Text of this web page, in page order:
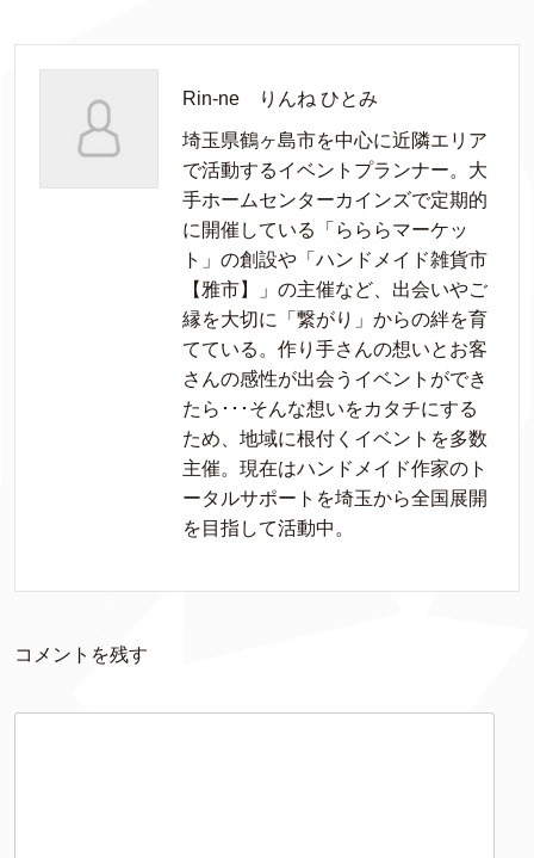
Rin-ne りんね ひとみ
埼玉県鶴ヶ島市を中心に近隣エリア
で活動するイベントプランナー。大
手ホームセンターカインズで定期的
に開催している「らららマーケッ
ト」の創設や「ハンドメイド雑貨市
【雅市】」の主催など、出会いやご
縁を大切に「繋がり」からの絆を育
てている。作り手さんの想いとお客
さんの感性が出会うイベントができ
たら･･･そんな想いをカタチにする
ため、地域に根付くイベントを多数
主催。現在はハンドメイド作家のト
ータルサポートを埼玉から全国展開
を目指して活動中。
コメントを残す